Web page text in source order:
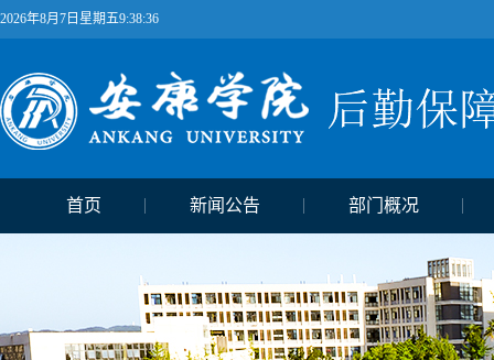
2026年8月7日星期五9:38:36
首页 新闻公告 部门概况